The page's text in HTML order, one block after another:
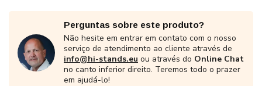
Perguntas sobre este produto?
Não hesite em entrar em contato com o nosso
serviço de atendimento ao cliente através de
info@hi-stands.eu ou através do Online Chat
no canto inferior direito. Teremos todo o prazer
em ajudá-lo!